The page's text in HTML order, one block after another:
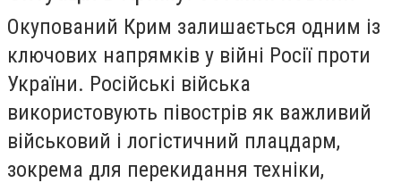
Окупований Крим залишається одним із
ключових напрямків у війні Росії проти
України. Російські війська
використовують півострів як важливий
військовий і логістичний плацдарм,
зокрема для перекидання техніки,